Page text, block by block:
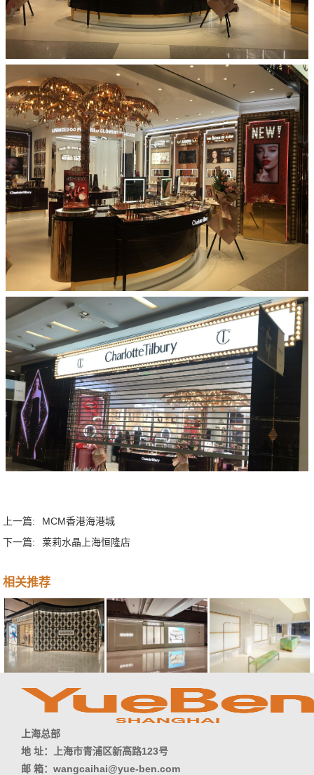
上一篇:
MCM香港海港城
下一篇:
莱莉水晶上海恒隆店
相关推荐
上海总部
地 址：上海市青浦区新高路123号
邮 箱：wangcaihai@yue-ben.com